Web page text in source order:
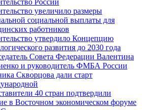
России
увеличило размеры
социальной выплаты для
работников
утвердило Концепцию
развития до 2030 года
Совета Федерации Валентина
и руководитель ФМБА России
Скворцова дали старт
40 стран подтвердили
в Восточном экономическом форуме